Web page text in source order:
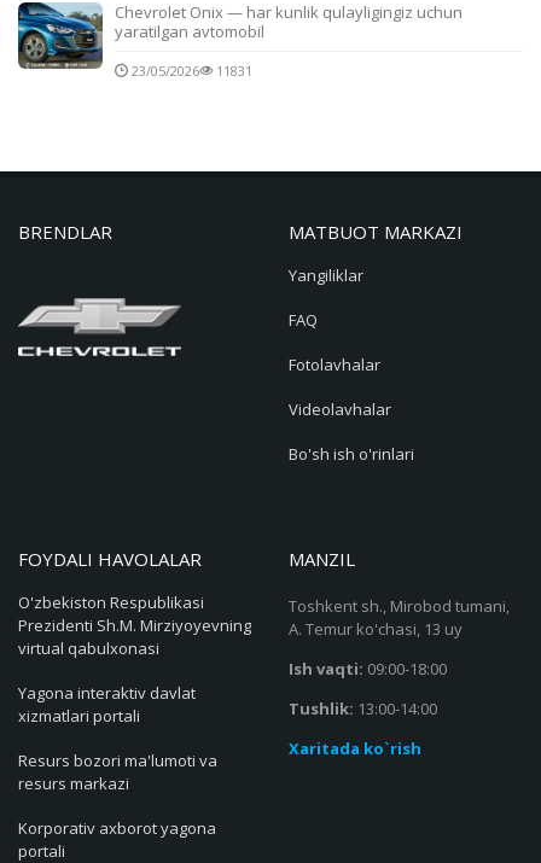
Chevrolet Onix — har kunlik qulayligingiz uchun
yaratilgan avtomobil
23/05/2026 11831
BRENDLAR MATBUOT MARKAZI
Yangiliklar
FAQ
Fotolavhalar
Videolavhalar
Bo'sh ish o'rinlari
FOYDALI HAVOLALAR
O'zbekiston Respublikasi
Prezidenti Sh.M. Mirziyoyevning
virtual qabulxonasi
Yagona interaktiv davlat
xizmatlari portali
Resurs bozori ma'lumoti va
resurs markazi
Korporativ axborot yagona
portali
MANZIL
Toshkent sh., Mirobod tumani,
A. Temur ko'chasi, 13 uy
Ish vaqti: 09:00-18:00
Tushlik: 13:00-14:00
Xaritada ko`rish